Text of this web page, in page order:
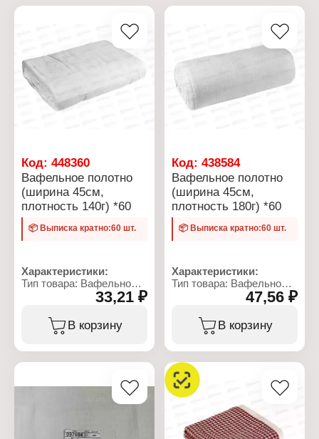
Код: 448360
Вафельное полотно
(ширина 45см,
плотность 140г) *60
📦 Выписка кратно:60 шт.
Характеристики:
Тип товара: Вафельное
Длина: 60 м
Плотность: 140 г/кв.м
33,21 ₽
В корзину
Код:438584
Вафельное полотно
(ширина 45см,
плотность 180г) *60
📦 Выписка кратно:60 шт.
Характеристики:
Тип товара: Вафельное
Длина: 60 м
Плотность: 180 г/кв.м
47,56 ₽
В корзину